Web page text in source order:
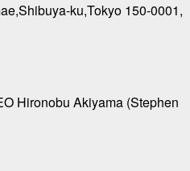
ku,Tokyo 150-0001,
Hironobu Akiyama (Stephen